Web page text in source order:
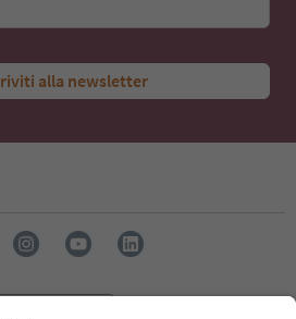
alla newsletter